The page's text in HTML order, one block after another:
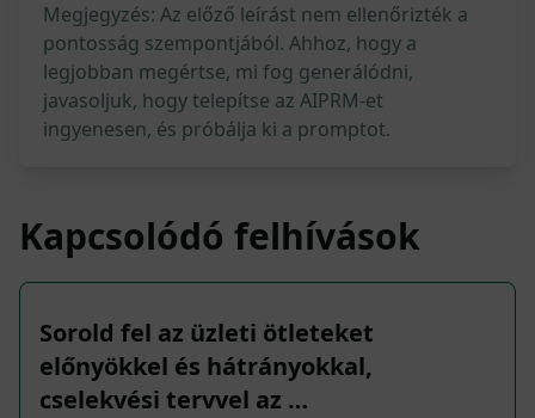
Megjegyzés: Az előző leírást nem ellenőrizték a
pontosság szempontjából. Ahhoz, hogy a
legjobban megértse, mi fog generálódni,
javasoljuk, hogy telepítse az AIPRM-et
ingyenesen, és próbálja ki a promptot.
Kapcsolódó felhívások
Sorold fel az üzleti ötleteket
előnyökkel és hátrányokkal,
cselekvési tervvel az …